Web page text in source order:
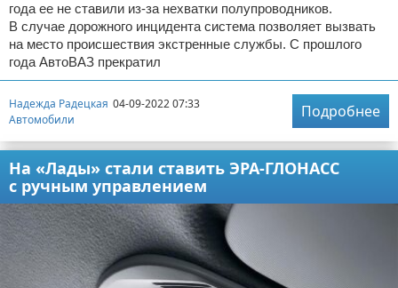
года ее не ставили из-за нехватки полупроводников.
В случае дорожного инцидента система позволяет вызвать
на место происшествия экстренные службы. С прошлого
года АвтоВАЗ прекратил
Надежда Радецкая 04-09-2022 07:33
Автомобили
Подробнее
На «Лады» стали ставить ЭРА-ГЛОНАСС
с ручным управлением